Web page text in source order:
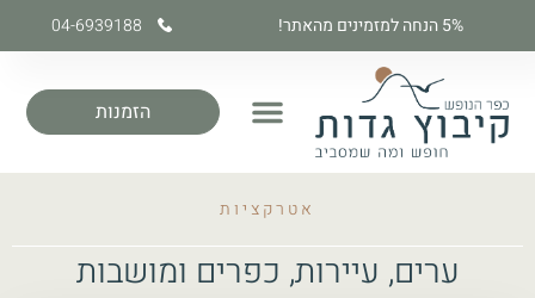
5% הנחה למזמינים מהאתר! 04-6939188
הזמנות
אטרקציות
ערים, עיירות, כפרים ומושבות